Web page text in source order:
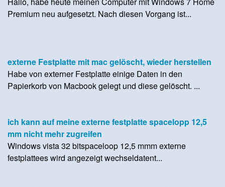
Premium neu aufgesetzt. Nach diesen Vorgang ist...
externe Festplatte mit mac gelöscht, wieder herstellen
Habe von externer Festplatte einige Daten in den
Papierkorb von Macbook gelegt und diese gelöscht. ...
ich kann auf meine externe festplatte spacelopp 12,5
mm nicht mehr zugreifen
Windows vista 32 bitspaceloop 12,5 mmm externe
festplattees wird angezeigt wechseldatent...